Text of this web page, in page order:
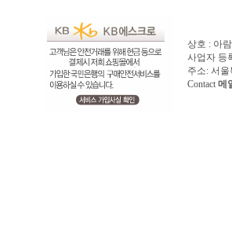
상호 : 아
사업자 등
주소: 서울
Contact 메